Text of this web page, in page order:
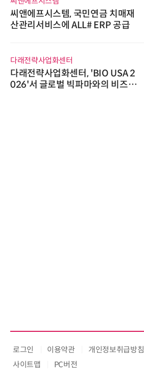
씨앤에프시스템, 국민연금 치매재
산관리서비스에 ALL# ERP 공급
다래전략사업화센터
다래전략사업화센터, 'BIO USA 2
026'서 글로벌 빅파마와의 비즈니
로그인 이용약관 개인정보취급방침
사이트맵
PC버전